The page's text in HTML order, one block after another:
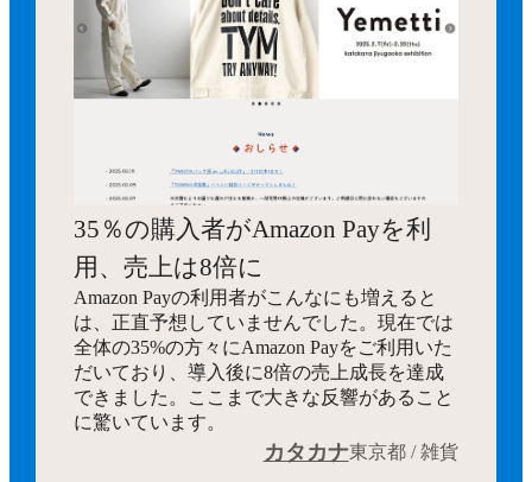
35％の購入者がAmazon Payを利
用、売上は8倍に
Amazon Payの利用者がこんなにも増えると
は、正直予想していませんでした。現在では
全体の35%の方々にAmazon Payをご利用いた
だいており、導入後に8倍の売上成長を達成
できました。ここまで大きな反響があること
に驚いています。
カタカナ東京都 / 雑貨